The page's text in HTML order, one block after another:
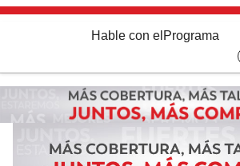
Hable con el Programa